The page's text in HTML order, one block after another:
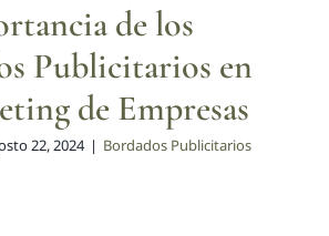
de los
Publicitarios en
de Empresas
22, 2024 | Bordados Publicitarios